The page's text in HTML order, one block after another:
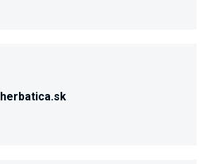
herbatica.sk